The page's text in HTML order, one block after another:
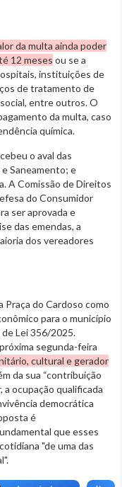
da multa ainda poder
12 meses ou se a
instituições de
de tratamento de
entre outros. O
da multa, caso
química.
o aval das
Saneamento; e
A Comissão de Direitos
do Consumidor
ser aprovada e
das emendas, a
dos vereadores
do Cardoso como
para o município
Lei 356/2025.
segunda-feira
cultural e gerador
da sua “contribuição
a ocupação qualificada
democrática
é
que esses
"de uma das